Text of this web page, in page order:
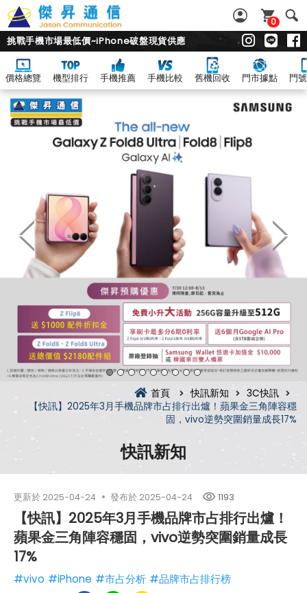
0
挑戰手機市場最低價~iPhone破盤現貨供應
價格總覽 機型排行 手機推薦 手機比較 舊機回收 門市據點 門
首頁 快訊新知
3C快訊
【快訊】2025年3月手機品牌市占排行出爐！蘋果金三角陣容穩
固，vivo逆勢突圍銷量成長17%
快訊新知
更新於 2025-04-24 發布於 2025-04-24 1193
【快訊】2025年3月手機品牌市占排行出爐！
蘋果金三角陣容穩固，vivo逆勢突圍銷量成長
17%
#vivo #iPhone #市占分析 #品牌市占排行榜